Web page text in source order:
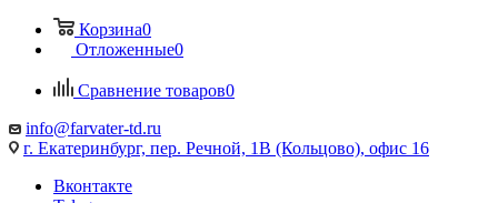
Корзина0
Отложенные0
Сравнение товаров0
info@farvater-td.ru
г. Екатеринбург, пер. Речной, 1В (Кольцово), офис 16
Вконтакте